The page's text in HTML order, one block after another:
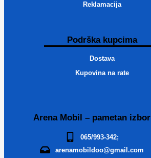
Reklamacija
Podrška kupcima
Dostava
Kupovina na rate
Arena Mobil – pametan izbor
065/993-342;
arenamobildoo@gmail.com